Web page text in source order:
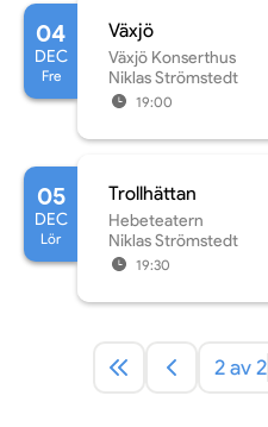
04
DEC
Fre
Växjö
Växjö Konserthus
Niklas Strömstedt
19:00
05
DEC
Lör
Trollhättan
Hebeteatern
Niklas Strömstedt
19:30
2 av 2